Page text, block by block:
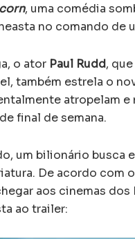
, uma comédia
no comando de
o ator Paul Rudd,
também estrela o
atropelam
final de semana.
um bilionário busca
De acordo com
aos cinemas
ao trailer: